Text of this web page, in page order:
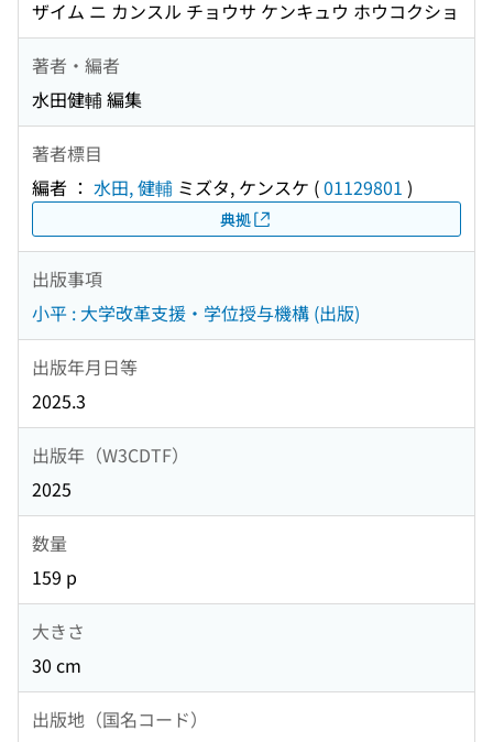
ザイム ニ カンスル チョウサ ケンキュウ ホウコクショ
著者・編者
水田健輔 編集
著者標目
編者 ： 水田, 健輔 ミズタ, ケンスケ (01129801 )
典拠
出版事項
小平 : 大学改革支援・学位授与機構 (出版)
出版年月日等
2025.3
出版年（W3CDTF）
2025
数量
159 p
大きさ
30 cm
出版地（国名コード）